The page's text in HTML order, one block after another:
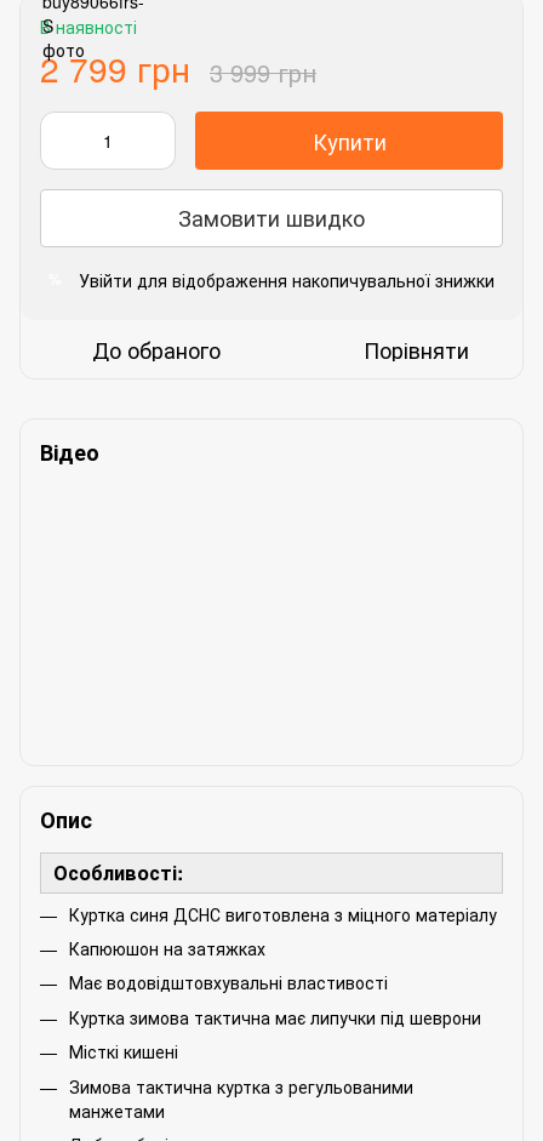
В наявності
2 799 грн 3 999 грн
Купити
Замовити швидко
Увійти для відображення накопичувальної знижки
До обраного Порівняти
Відео
Опис
Особливості:
Куртка синя ДСНС виготовлена з міцного матеріалу
Капююшон на затяжках
Має водовідштовхувальні властивості
Куртка зимова тактична має липучки під шеврони
Місткі кишені
Зимова тактична куртка з регульованими
манжетами